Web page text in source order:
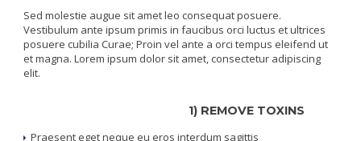
Sed molestie augue sit amet leo consequat posuere.
Vestibulum ante ipsum primis in faucibus orci luctus et ultrices
posuere cubilia Curae; Proin vel ante a orci tempus eleifend ut
et magna. Lorem ipsum dolor sit amet, consectetur adipiscing
elit.
1) REMOVE TOXINS
Praesent eget neque eu eros interdum sagittis